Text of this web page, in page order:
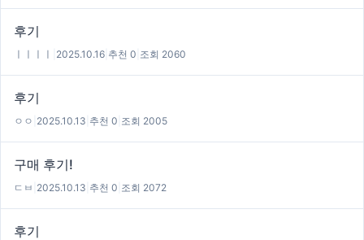
후기
ㅣㅣㅣㅣ 2025.10.16 추천 0 조회 2060
후기
ㅇㅇ 2025.10.13 추천 0 조회 2005
구매 후기!
ㄷㅂ 2025.10.13 추천 0 조회 2072
후기